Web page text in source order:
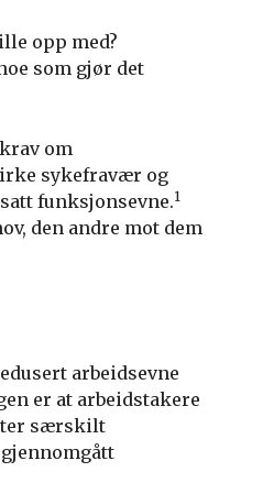
opp med?
som gjør det
om
sykefravær og
funksjonsevne.1
den andre mot dem
arbeidsevne
er at arbeidstakere
særskilt